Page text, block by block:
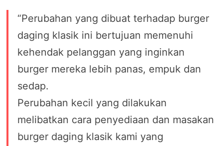
“Perubahan yang dibuat terhadap burger
daging klasik ini bertujuan memenuhi
kehendak pelanggan yang inginkan
burger mereka lebih panas, empuk dan
sedap.
Perubahan kecil yang dilakukan
melibatkan cara penyediaan dan masakan
burger daging klasik kami yang